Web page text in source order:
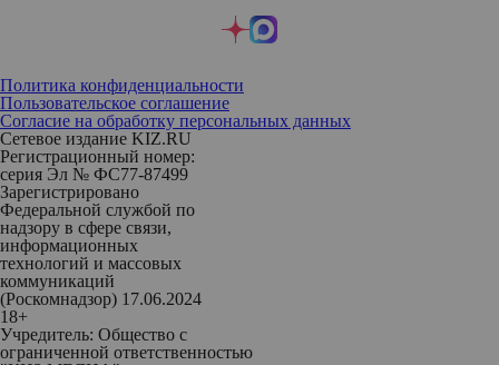
Политика конфиденциальности
Пользовательское соглашение
Согласие на обработку персональных данных
Сетевое издание KIZ.RU
Регистрационный номер:
серия Эл № ФС77-87499
Зарегистрировано
Федеральной службой по
надзору в сфере связи,
информационных
технологий и массовых
коммуникаций
(Роскомнадзор) 17.06.2024
18+
Учредитель: Общество с
ограниченной ответственностью